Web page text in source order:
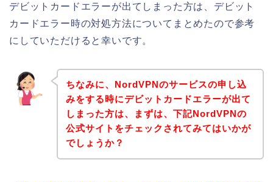
デビットカードエラーが出てしまった方は、デビット
カードエラー時の対処方法についてまとめたので参考
にしていただけると幸いです。
ちなみに、NordVPNのサービスの申し込
みをする時にデビットカードエラーが出て
しまった方は、まずは、下記NordVPNの
公式サイトをチェックされてみてはいかが
でしょうか？